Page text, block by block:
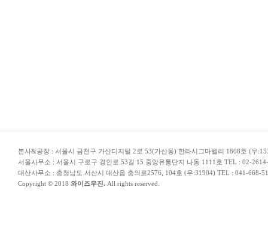
본사&공장 : 서울시 금천구 가산디지털 2로 53(가산동) 한라시그마벨리 1808호 (우
서울사무소 : 서울시 구로구 경인로 53길 15 중앙유통단지 나동 1111호 TEL : 02-
대산사무소 : 충청남도 서산시 대산읍 충의로2576, 104호 (우:31904) TEL : 041-668-
Copyright © 2018 와이즈우진. All rights reserved.